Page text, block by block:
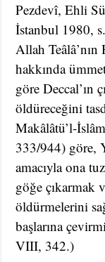
Pezdevî, Ehli
İstanbul 1980,
Allah Teâlâ’nın
hakkında
göre Deccal’ın
öldüreceğini
Makâlâtü’l-
333/944) göre,
amacıyla ona
göğe çıkarmak
öldürmelerini
başlarına
VIII, 342.)